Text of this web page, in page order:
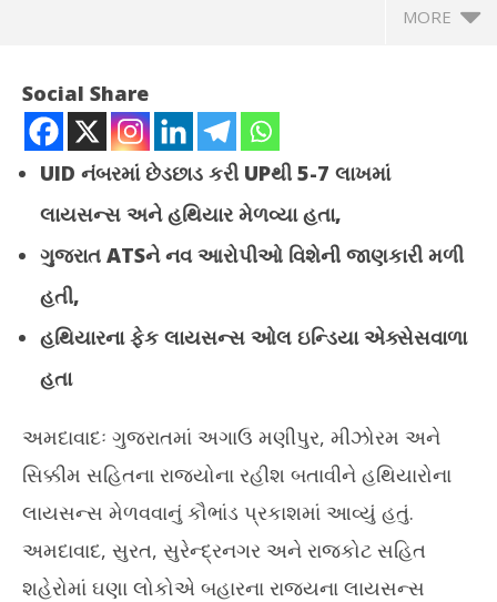
MORE
NOW VIEWING
July
15,
Social Share
UID નંબરમાં છેડછાડ કરી UPથી 5-7 લાખમાં
લાયસન્સ અને હથિયાર મેળવ્યા હતા,
ગુજરાત ATSને નવ આરોપીઓ વિશેની જાણકારી મળી
હતી,
હથિયારના ફેક લાયસન્સ ઓલ ઇન્ડિયા એક્સેસવાળા
હતા
અમદાવાદઃ ગુજરાતમાં અગાઉ મણીપુર, મીઝોરમ અને
સિક્કીમ સહિતના રાજ્યોના રહીશ બતાવીને હથિયારોના
લાયસન્સ મેળવવાનું કૌભાંડ પ્રકાશમાં આવ્યું હતું.
અમદાવાદ, સુરત, સુરેન્દ્રનગર અને રાજકોટ સહિત
શહેરોમાં ઘણા લોકોએ બહારના રાજ્યના લાયસન્સ